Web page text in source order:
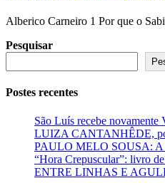
Alberico Carneiro 1 Por que o
Pesquisar
Postes recentes
São Luís recebe
LUIZA CANTANHÊDE,
PAULO MELO SOUSA: A
“Hora Crepuscular”: livro
ENTRE LINHAS E